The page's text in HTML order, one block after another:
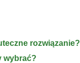
rozwiązanie?
wybrać?